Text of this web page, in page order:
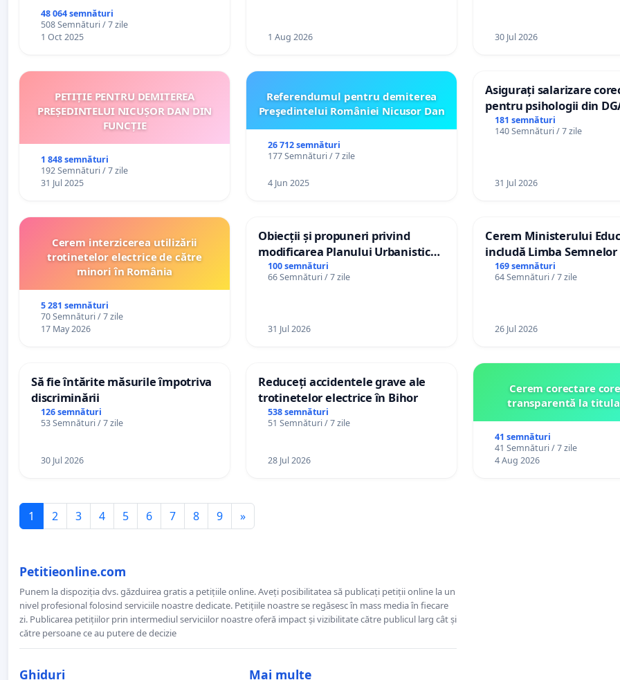
48 064 semnături
508 Semnături / 7 zile
1 Oct 2025
1 Aug 2026 30 Jul 2026
PETIȚIE PENTRU DEMITEREA
PREȘEDINTELUI NICUȘOR DAN DIN
FUNCȚIE
1 848 semnături
192 Semnături / 7 zile
31 Jul 2025
Referendumul pentru demiterea
Preşedintelui României Nicusor Dan
26 712 semnături
177 Semnături / 7 zile
4 Jun 2025
Asigurați salarizare
pentru psihologii din
spitale
181 semnături
140 Semnături / 7 zile
31 Jul 2026
Cerem interzicerea utilizării
trotinetelor electrice de către
minori în România
5 281 semnături
70 Semnături / 7 zile
17 May 2026
Obiecții și propuneri privind
modificarea Planului Urbanistic
General al orașului Ialoveni
100 semnături
66 Semnături / 7 zile
31 Jul 2026
Cerem Ministerului
includă Limba Semnelor
alfabetul Braille în școlile
Republica Moldova!
169 semnături
64 Semnături / 7 zile
26 Jul 2026
Să fie întărite măsurile împotriva
discriminării
126 semnături
53 Semnături / 7 zile
30 Jul 2026
Reduceți accidentele grave ale
trotinetelor electrice în Bihor
538 semnături
51 Semnături / 7 zile
28 Jul 2026
Cerem corectare
transparentă la
41 semnături
41 Semnături / 7 zile
4 Aug 2026
1 2 3 4 5 6 7 8 9 »
Petitieonline.com
Punem la dispoziția dvs. găzduirea gratis a petițiile online. Aveți posibilitatea să publicați petiții online la un
nivel profesional folosind serviciile noastre dedicate. Petițiile noastre se regăsesc în mass media în fiecare
zi. Publicarea petițiilor prin intermediul serviciilor noastre oferă impact și vizibilitate către publicul larg cât și
către persoane ce au putere de decizie
Ghiduri Mai multe